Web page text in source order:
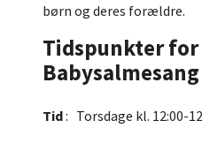
børn og deres forældre.
Tidspunkter for
Babysalmesang
Tid: Torsdage kl. 12:00-